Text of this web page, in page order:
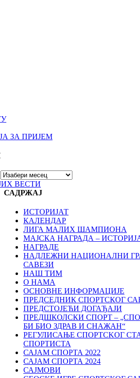
ЗА ПРИЈЕМ
ВЕСТИ
САДРЖАЈ
ИСТОРИЈАТ
КАЛЕНДАР
ЛИГА МАЛИХ ШАМПИОНА
МАЈСКА НАГРАДА –
НАГРАДЕ
НАДЛЕЖНИ НАЦИОНАЛНИ
САВЕЗИ
НАШ ТИМ
О НАМА
ОСНОВНЕ ИНФОРМАЦИЈЕ
ПРЕДСЕДНИК СПОРТСКОГ
ПРЕДСТОЈЕЋИ ДОГАЂАЈИ
ПРЕДШКОЛСКИ СПОРТ –
БИ БИО ЗДРАВ И СНАЖАН“
РЕГУЛИСАЊЕ СПОРТСKОГ
СПОРТИСТА
САЈАМ СПОРТА 2022
САЈАМ СПОРТА 2024
САЈМОВИ